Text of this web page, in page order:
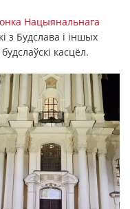
Нацыянальнага
з Будслава і іншых
касцёл.